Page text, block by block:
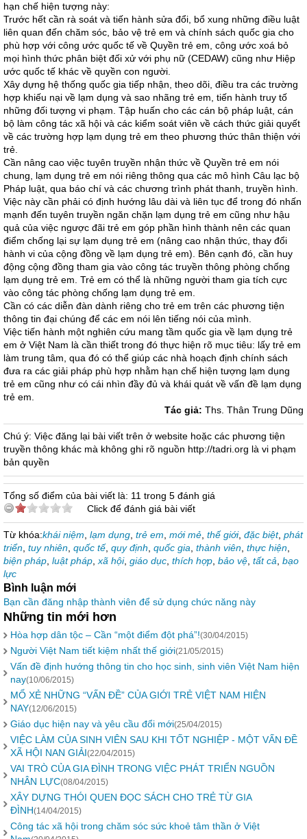
hạn chế hiện tượng này:
Trước hết cần rà soát và tiến hành sửa đổi, bổ xung những điều luật
liên quan đến chăm sóc, bảo vệ trẻ em và chính sách quốc gia cho
phù hợp với công ước quốc tế về Quyền trẻ em, công ước xoá bỏ
mọi hình thức phân biệt đối xử với phụ nữ (CEDAW) cũng như Hiệp
ước quốc tế khác về quyền con người.
Xây dựng hệ thống quốc gia tiếp nhận, theo dõi, điều tra các trường
hợp khiếu nại về lạm dụng và sao nhãng trẻ em, tiến hành truy tố
những đối tượng vi phạm. Tập huấn cho các cán bộ pháp luật, cán
bộ làm công tác xã hội và các kiểm soát viên về cách thức giải quyết
về các trường hợp lạm dụng trẻ em theo phương thức thân thiện với
trẻ.
Cần nâng cao việc tuyên truyền nhận thức về Quyền trẻ em nói
chung, lạm dụng trẻ em nói riêng thông qua các mô hình Câu lạc bộ
Pháp luật, qua báo chí và các chương trình phát thanh, truyền hình.
Việc này cần phải có định hướng lâu dài và liên tục để trong đó nhấn
mạnh đến tuyên truyền ngăn chặn lạm dụng trẻ em cũng như hậu
quả của việc ngược đãi trẻ em góp phần hình thành nên các quan
điểm chống lại sự lạm dụng trẻ em (nâng cao nhận thức, thay đổi
hành vi của cộng đồng về lạm dụng trẻ em). Bên cạnh đó, cần huy
động cộng đồng tham gia vào công tác truyền thông phòng chống
lạm dụng trẻ em. Trẻ em có thể là những người tham gia tích cực
vào công tác phòng chống lạm dụng trẻ em.
Cần có các diễn đàn dành riêng cho trẻ em trên các phương tiện
thông tin đại chúng để các em nói lên tiếng nói của mình.
Việc tiến hành một nghiên cứu mang tầm quốc gia về lạm dụng trẻ
em ở Việt Nam là cần thiết trong đó thực hiện rõ mục tiêu: lấy trẻ em
làm trung tâm, qua đó có thể giúp các nhà hoạch định chính sách
đưa ra các giải pháp phù hợp nhằm hạn chế hiện tượng lạm dụng
trẻ em cũng như có cái nhìn đầy đủ và khái quát về vấn đề lạm dụng
trẻ em.
Tác giả: Ths. Thân Trung Dũng
Chú ý: Việc đăng lại bài viết trên ở website hoặc các phương tiện
truyền thông khác mà không ghi rõ nguồn http://tadri.org là vi phạm
bản quyền
Tổng số điểm của bài viết là: 11 trong 5 đánh giá
Click để đánh giá bài viết
Từ khóa:khái niệm lạm dụng trẻ em mới mẻ thế giới, đặc biệt, phát
triển tuy nhiên quốc tế, quy định quốc gia thành viên thực hiện
biện pháp luật pháp xã hội, giáo dục thích hợp bảo vệ tất cả bạo
lực
Bình luận mới
Bạn cần đăng nhập thành viên để sử dụng chức năng này
Những tin mới hơn
Hòa hợp dân tộc – Cần “một điểm đột phá”!(30/04/2015)
Người Việt Nam tiết kiệm nhất thế giới(21/05/2015)
Vấn đề định hướng thông tin cho học sinh, sinh viên Việt Nam hiện
nay(10/06/2015)
MỔ XẺ NHỮNG “VẤN ĐỀ” CỦA GIỚI TRẺ VIỆT NAM HIỆN
NAY(12/06/2015)
Giáo dục hiện nay và yêu cầu đổi mới(25/04/2015)
VIỆC LÀM CỦA SINH VIÊN SAU KHI TỐT NGHIỆP - MỘT VẤN ĐỀ
XÃ HỘI NAN GIẢI(22/04/2015)
VAI TRÒ CỦA GIA ĐÌNH TRONG VIỆC PHÁT TRIỂN NGUỒN
NHÂN LỰC(08/04/2015)
XÂY DỰNG THÓI QUEN ĐỌC SÁCH CHO TRẺ TỪ GIA
ĐÌNH(14/04/2015)
Công tác xã hội trong chăm sóc sức khoẻ tâm thần ở Việt